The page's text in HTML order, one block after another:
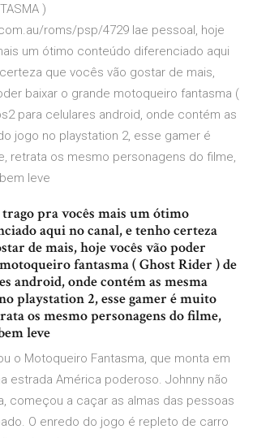
)
roms/psp/4729 Iae pessoal, hoje
um ótimo conteúdo diferenciado aqui
que vocês vão gostar de mais,
baixar o grande motoqueiro fantasma (
para celulares android, onde contém as
jogo no playstation 2, esse gamer é
retrata os mesmo personagens do filme,
leve
trago pra vocês mais um ótimo
aqui no canal, e tenho certeza
de mais, hoje vocês vão poder
fantasma ( Ghost Rider ) de
android, onde contém as mesma
playstation 2, esse gamer é muito
os mesmo personagens do filme,
leve
o Motoqueiro Fantasma, que monta em
estrada América poderoso. Johnny não
começou a caçar as almas das pessoas
O enredo do jogo é repleto de carro